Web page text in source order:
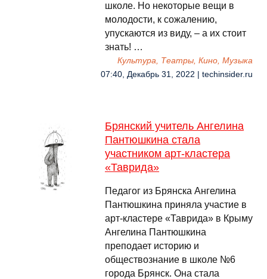
школе. Но некоторые вещи в
молодости, к сожалению,
упускаются из виду, – а их стоит
знать! …
Культура, Театры, Кино, Музыка
07:40, Декабрь 31, 2022 | techinsider.ru
Брянский учитель Ангелина
Пантюшкина стала
участником арт-кластера
«Таврида»
Педагог из Брянска Ангелина
Пантюшкина приняла участие в
арт-кластере «Таврида» в Крыму
Ангелина Пантюшкина
преподает историю и
обществознание в школе №6
города Брянск. Она стала